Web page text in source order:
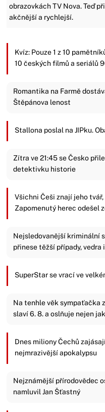
obrazovkách TV Nova. Teď
akčnější a rychlejší.
Kvíz: Pouze 1 z 10
10 českých filmů a seriálů
Romantika na Farmě
Štěpánova lenost
Stallona poslal na JIPku.
Zítra ve 21:45 se Česko
detektivku historie
Všichni Češi znají jeho
Zapomenutý herec odešel
Nejsledovanější kriminální
přinese těžší případy, vedra
SuperStar se vrací ve
Na tenhle věk sympaťačka
slaví 6. 8. a oslňuje nejen
Dnes miliony Čechů
nejmrazivější apokalypsu
Nejznámější přírodovědec
namluvil Jan Šťastný